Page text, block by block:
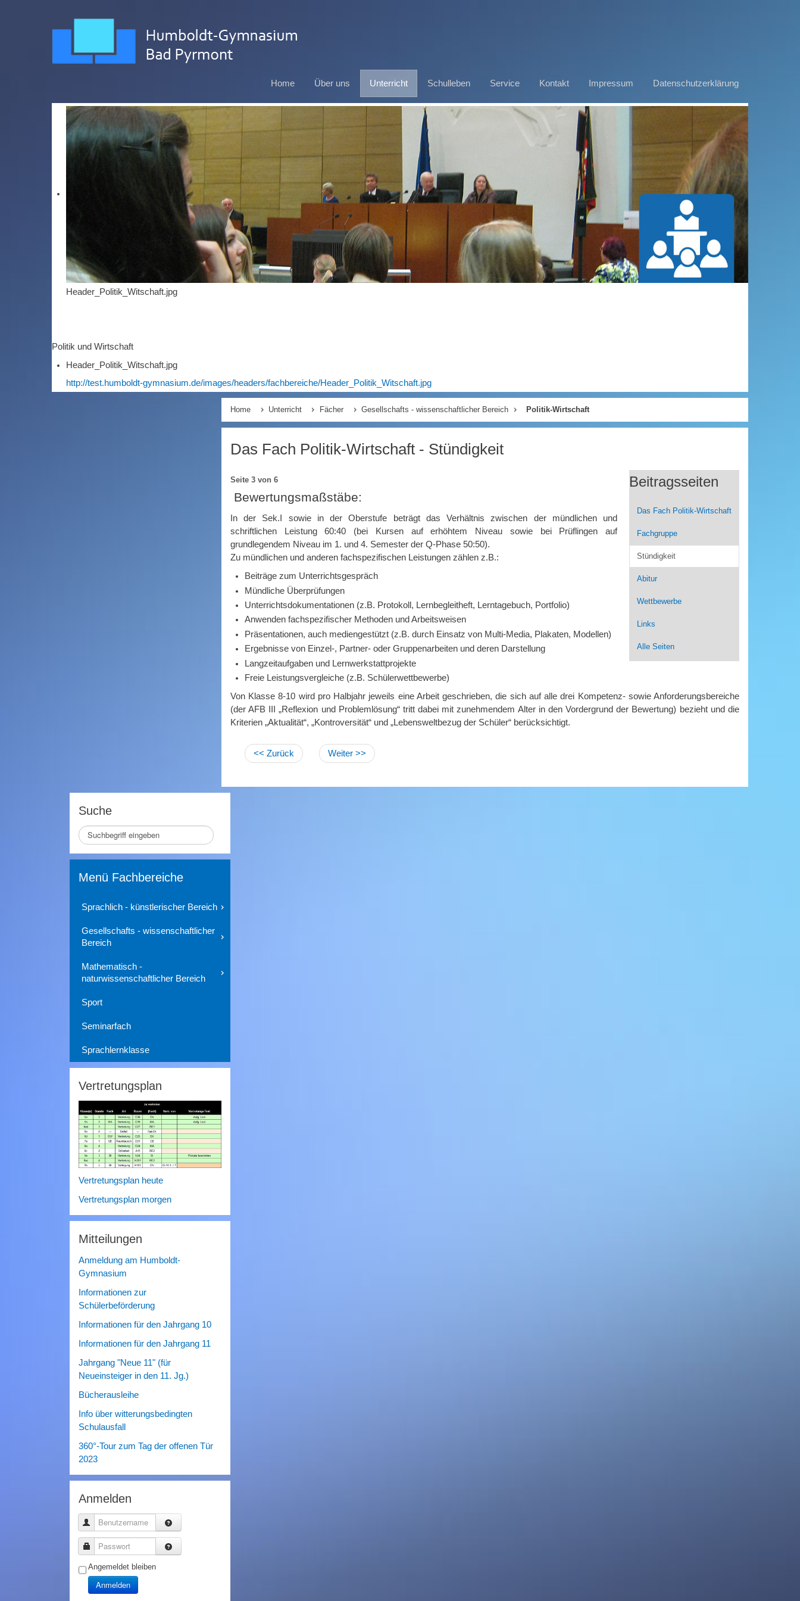
Home Über uns Unterricht Schulleben Service Kontakt Impressum Datenschutzerklärung
Header_Politik_Witschaft.jpg
Politik und Wirtschaft
Header_Politik_Witschaft.jpg
http://test.humboldt-gymnasium.de/images/headers/fachbereiche/Header_Politik_Witschaft.jpg
Home Unterricht Fächer Gesellschafts - wissenschaftlicher Bereich Politik-Wirtschaft
Das Fach Politik-Wirtschaft - Stündigkeit
Beitragsseiten
Das Fach Politik-Wirtschaft
Fachgruppe
Stündigkeit
Abitur
Wettbewerbe
Links
Alle Seiten
Seite 3 von 6
Bewertungsmaßstäbe:
In der Sek.I sowie in der Oberstufe beträgt das Verhältnis zwischen der mündlichen und
schriftlichen Leistung 60:40 (bei Kursen auf erhöhtem Niveau sowie bei Prüflingen auf
grundlegendem Niveau im 1. und 4. Semester der Q-Phase 50:50).
Zu mündlichen und anderen fachspezifischen Leistungen zählen z.B.:
Beiträge zum Unterrichtsgespräch
Mündliche Überprüfungen
Unterrichtsdokumentationen (z.B. Protokoll, Lernbegleitheft, Lerntagebuch, Portfolio)
Anwenden fachspezifischer Methoden und Arbeitsweisen
Präsentationen, auch mediengestützt (z.B. durch Einsatz von Multi-Media, Plakaten, Modellen)
Ergebnisse von Einzel-, Partner- oder Gruppenarbeiten und deren Darstellung
Langzeitaufgaben und Lernwerkstattprojekte
Freie Leistungsvergleiche (z.B. Schülerwettbewerbe)
Von Klasse 8-10 wird pro Halbjahr jeweils eine Arbeit geschrieben, die sich auf alle drei Kompetenz- sowie Anforderungsbereiche
(der AFB III „Reflexion und Problemlösung“ tritt dabei mit zunehmendem Alter in den Vordergrund der Bewertung) bezieht und die
Kriterien „Aktualität“, „Kontroversität“ und „Lebensweltbezug der Schüler“ berücksichtigt.
<< Zurück Weiter >>
Suche
Seite
durchsuchen
Menü Fachbereiche
Sprachlich - künstlerischer Bereich
Gesellschafts - wissenschaftlicher
Bereich
Mathematisch -
naturwissenschaftlicher Bereich
Sport
Seminarfach
Sprachlernklasse
Vertretungsplan
Vertretungsplan heute
Vertretungsplan morgen
Mitteilungen
Anmeldung am Humboldt-
Gymnasium
Informationen zur
Schülerbeförderung
Informationen für den Jahrgang 10
Informationen für den Jahrgang 11
Jahrgang "Neue 11" (für
Neueinsteiger in den 11. Jg.)
Bücherausleihe
Info über witterungsbedingten
Schulausfall
360°-Tour zum Tag der offenen Tür
2023
Anmelden
Benutzername
Passwort
Angemeldet bleiben
Anmelden